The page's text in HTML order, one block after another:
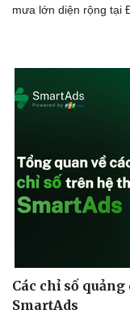
mưa lớn diện rộng tại
Các chỉ số
SmartAds